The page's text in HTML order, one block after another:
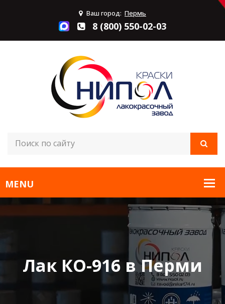
Ваш город: Пермь
8 (800) 550-02-03
Лак КО-916 в Перми